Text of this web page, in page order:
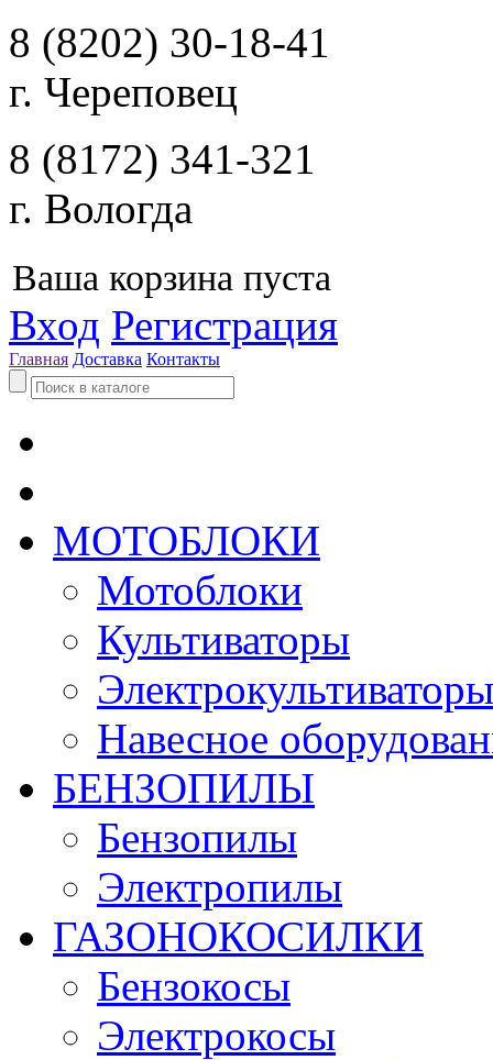
8 (8202) 30-18-41
г. Череповец
8 (8172) 341-321
г. Вологда
Ваша корзина пуста
Вход Регистрация
Главная Доставка Контакты
МОТОБЛОКИ
Мотоблоки
Культиваторы
Электрокультиваторы
Навесное
БЕНЗОПИЛЫ
Бензопилы
Электропилы
ГАЗОНОКОСИЛКИ
Бензокосы
Электрокосы